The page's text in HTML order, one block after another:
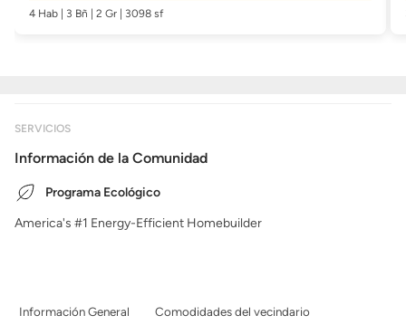
4 Hab | 3 Bñ | 2 Gr | 3098 sf
SERVICIOS
Información de la Comunidad
Programa Ecológico
America's #1 Energy-Efficient Homebuilder
Información General Comodidades del vecindario